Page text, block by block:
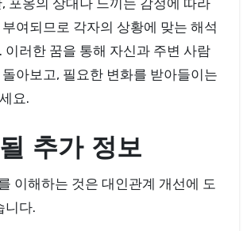
포옹의 상대나 느끼는 감정에 따라
여되므로 각자의 상황에 맞는 해석
이러한 꿈을 통해 자신과 주변 사람
아보고, 필요한 변화를 받아들이는
요.
추가 정보
이해하는 것은 대인관계 개선에 도
니다.